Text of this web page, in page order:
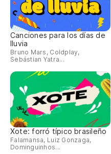
Canciones para los días de
lluvia
Bruno Mars, Coldplay,
Sebástian Yatra...
Xote: forró típico brasileño
Falamansa, Luiz Gonzaga,
Dominguinhos...